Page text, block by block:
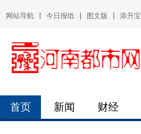
网站导航 今日报纸 图文版 添升宝
首页 新闻 财经